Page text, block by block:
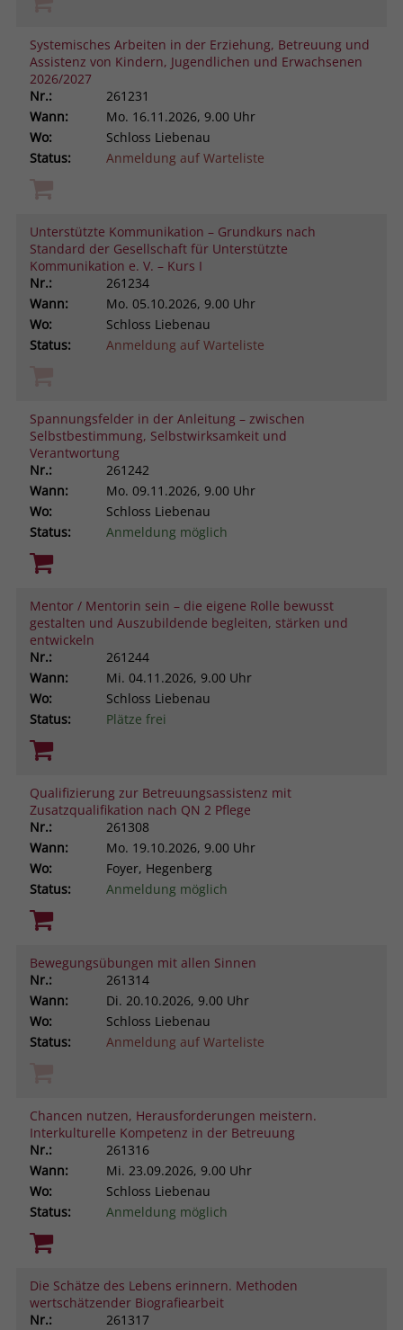
Systemisches Arbeiten in der Erziehung, Betreuung und
Assistenz von Kindern, Jugendlichen und Erwachsenen
2026/2027
Nr.:
261231
Wann:
Mo. 16.11.2026, 9.00 Uhr
Wo:
Schloss Liebenau
Status:
Anmeldung auf Warteliste
Unterstützte Kommunikation – Grundkurs nach
Standard der Gesellschaft für Unterstützte
Kommunikation e. V. – Kurs I
Nr.:
261234
Wann:
Mo. 05.10.2026, 9.00 Uhr
Wo:
Schloss Liebenau
Status:
Anmeldung auf Warteliste
Spannungsfelder in der Anleitung – zwischen
Selbstbestimmung, Selbstwirksamkeit und
Verantwortung
Nr.:
261242
Wann:
Mo. 09.11.2026, 9.00 Uhr
Wo:
Schloss Liebenau
Status:
Anmeldung möglich
Mentor / Mentorin sein – die eigene Rolle bewusst
gestalten und Auszubildende begleiten, stärken und
entwickeln
Nr.:
261244
Wann:
Mi. 04.11.2026, 9.00 Uhr
Wo:
Schloss Liebenau
Status:
Plätze frei
Qualifizierung zur Betreuungsassistenz mit
Zusatzqualifikation nach QN 2 Pflege
Nr.:
261308
Wann:
Mo. 19.10.2026, 9.00 Uhr
Wo:
Foyer, Hegenberg
Status:
Anmeldung möglich
Bewegungsübungen mit allen Sinnen
Nr.:
261314
Wann:
Di. 20.10.2026, 9.00 Uhr
Wo:
Schloss Liebenau
Status:
Anmeldung auf Warteliste
Chancen nutzen, Herausforderungen meistern.
Interkulturelle Kompetenz in der Betreuung
Nr.:
261316
Wann:
Mi. 23.09.2026, 9.00 Uhr
Wo:
Schloss Liebenau
Status:
Anmeldung möglich
Die Schätze des Lebens erinnern. Methoden
wertschätzender Biografiearbeit
Nr.:
261317